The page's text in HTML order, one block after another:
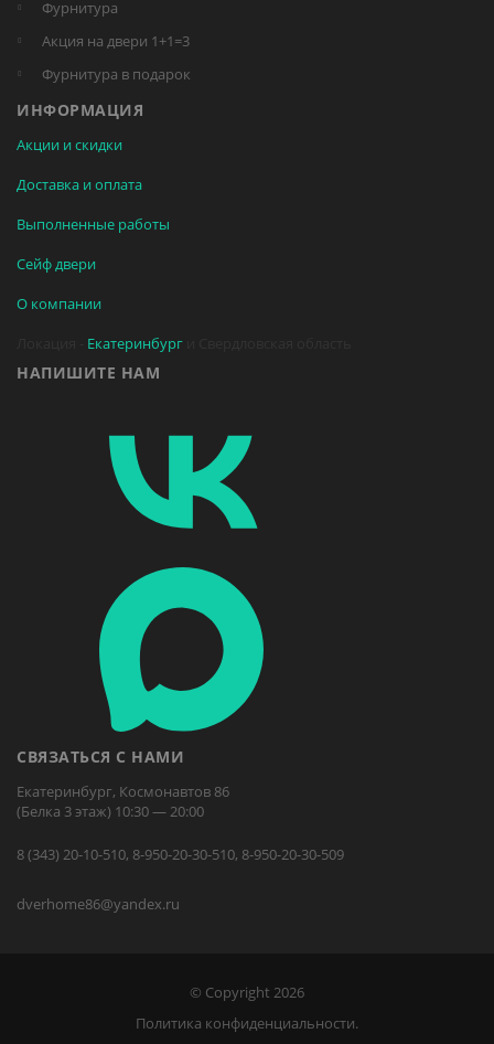
Фурнитура
Акция на двери 1+1=3
Фурнитура в подарок
ИНФОРМАЦИЯ
Акции и скидки
Доставка и оплата
Выполненные работы
Сейф двери
О компании
Екатеринбург
НАПИШИТЕ НАМ
СВЯЗАТЬСЯ С НАМИ
Екатеринбург, Космонавтов 86
(Белка 3 этаж) 10:30 — 20:00
8 (343) 20-10-510, 8-950-20-30-510, 8-950-20-30-509
dverhome86@yandex.ru
© Copyright 2026
Политика конфиденциальности.